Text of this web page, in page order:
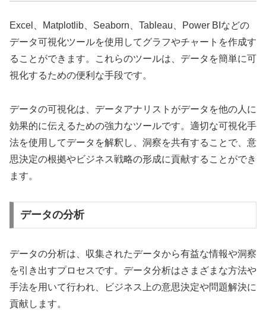
Excel、Matplotlib、Seaborn、Tableau、Power BIなどの
データ可視化ツールを使用してグラフやチャートを作成す
ることができます。これらのツールは、データを簡単に可
視化するための便利な手段です。
データの可視化は、データアナリストがデータを他の人に
効果的に伝えるための強力なツールです。適切な可視化手
法を使用してデータを解釈し、洞察を共有することで、意
思決定の根拠やビジネス戦略の形成に貢献することができ
ます。
データの分析
データの分析は、収集されたデータから有益な情報や洞察
を引き出すプロセスです。データ分析はさまざまな方法や
手法を用いて行われ、ビジネス上の意思決定や問題解決に
貢献します。